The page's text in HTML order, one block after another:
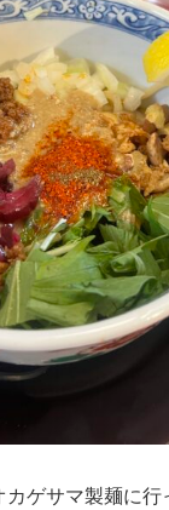
ゲサマ製麺に行